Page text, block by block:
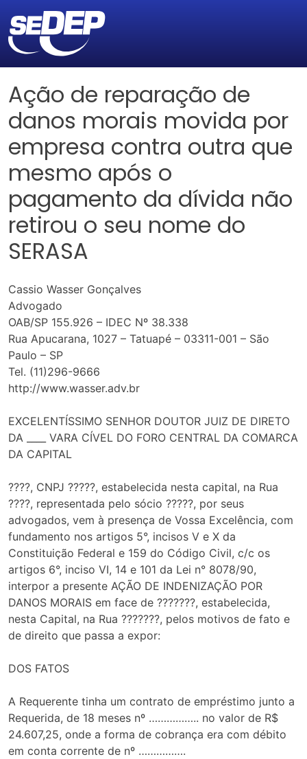
Ação de reparação de
danos morais movida por
empresa contra outra que
mesmo após o
pagamento da dívida não
retirou o seu nome do
SERASA
Cassio Wasser Gonçalves
Advogado
OAB/SP 155.926 – IDEC Nº 38.338
Rua Apucarana, 1027 – Tatuapé – 03311-001 – São
Paulo – SP
Tel. (11)296-9666
http://www.wasser.adv.br
EXCELENTÍSSIMO SENHOR DOUTOR JUIZ DE DIRETO
DA ____ VARA CÍVEL DO FORO CENTRAL DA COMARCA
DA CAPITAL
????, CNPJ ?????, estabelecida nesta capital, na Rua
????, representada pelo sócio ?????, por seus
advogados, vem à presença de Vossa Excelência, com
fundamento nos artigos 5°, incisos V e X da
Constituição Federal e 159 do Código Civil, c/c os
artigos 6°, inciso VI, 14 e 101 da Lei n° 8078/90,
interpor a presente AÇÃO DE INDENIZAÇÃO POR
DANOS MORAIS em face de ???????, estabelecida,
nesta Capital, na Rua ???????, pelos motivos de fato e
de direito que passa a expor:
DOS FATOS
A Requerente tinha um contrato de empréstimo junto a
Requerida, de 18 meses nº …………….. no valor de R$
24.607,25, onde a forma de cobrança era com débito
em conta corrente de nº …………….